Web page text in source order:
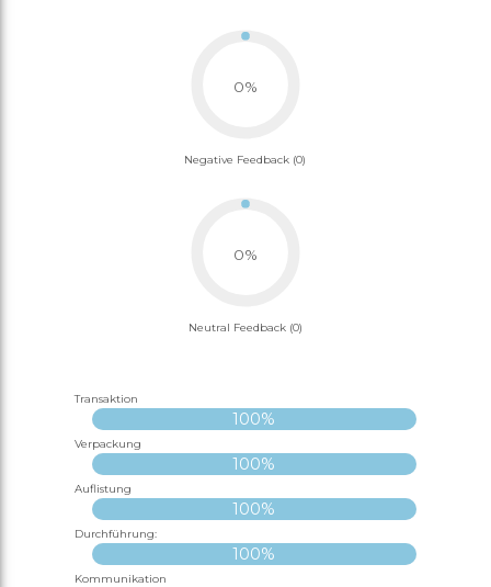
0%
Negative Feedback (0)
0%
Neutral Feedback (0)
Transaktion
100%
Verpackung
100%
Auflistung
100%
Durchführung:
100%
Kommunikation